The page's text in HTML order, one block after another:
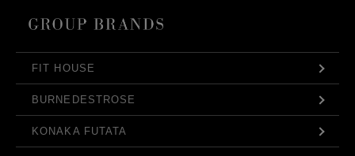
FIT HOUSE
BURNEDESTROSE
KONAKA FUTATA